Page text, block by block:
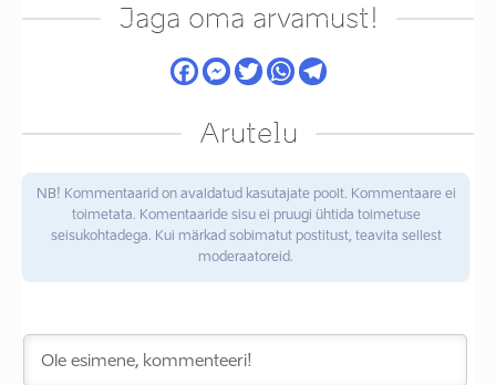
Jaga oma arvamust!
Arutelu
NB! Kommentaarid on avaldatud kasutajate poolt. Kommentaare ei
toimetata. Komentaaride sisu ei pruugi ühtida toimetuse
seisukohtadega. Kui märkad sobimatut postitust, teavita sellest
moderaatoreid.